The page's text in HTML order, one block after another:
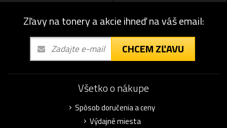
Zľavy na tonery a akcie ihneď na váš email:
CHCEM ZĽAVU
Všetko o nákupe
Spôsob doručenia a ceny
Výdajné miesta